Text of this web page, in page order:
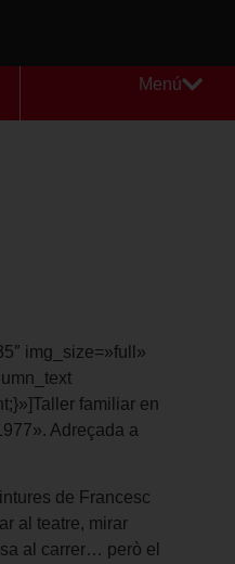
Menú
img_size=»full»
familiar en
Adreçada a
de Francesc
al teatre, mirar
al carrer… però el